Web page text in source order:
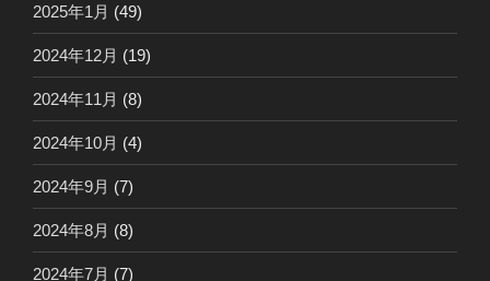
2025年1月 (49)
2024年12月 (19)
2024年11月 (8)
2024年10月 (4)
2024年9月 (7)
2024年8月 (8)
2024年7月 (7)